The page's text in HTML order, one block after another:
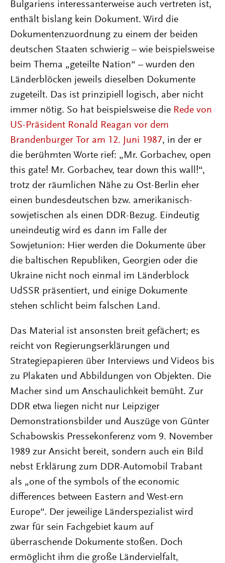
Bulgariens interessanterweise auch vertreten ist,
enthält bislang kein Dokument. Wird die
Dokumentenzuordnung zu einem der beiden
deutschen Staaten schwierig – wie beispielsweise
beim Thema „geteilte Nation“ – wurden den
Länderblöcken jeweils dieselben Dokumente
zugeteilt. Das ist prinzipiell logisch, aber nicht
immer nötig. So hat beispielsweise die Rede von
US-Präsident Ronald Reagan vor dem
Brandenburger Tor am 12. Juni 1987, in der er
die berühmten Worte rief: „Mr. Gorbachev, open
this gate! Mr. Gorbachev, tear down this wall!“,
trotz der räumlichen Nähe zu Ost-Berlin eher
einen bundesdeutschen bzw. amerikanisch-
sowjetischen als einen DDR-Bezug. Eindeutig
uneindeutig wird es dann im Falle der
Sowjetunion: Hier werden die Dokumente über
die baltischen Republiken, Georgien oder die
Ukraine nicht noch einmal im Länderblock
UdSSR präsentiert, und einige Dokumente
stehen schlicht beim falschen Land.
Das Material ist ansonsten breit gefächert; es
reicht von Regierungserklärungen und
Strategiepapieren über Interviews und Videos bis
zu Plakaten und Abbildungen von Objekten. Die
Macher sind um Anschaulichkeit bemüht. Zur
DDR etwa liegen nicht nur Leipziger
Demonstrationsbilder und Auszüge von Günter
Schabowskis Pressekonferenz vom 9. November
1989 zur Ansicht bereit, sondern auch ein Bild
nebst Erklärung zum DDR-Automobil Trabant
als „one of the symbols of the economic
differences between Eastern and West-ern
Europe“. Der jeweilige Länderspezialist wird
zwar für sein Fachgebiet kaum auf
überraschende Dokumente stoßen. Doch
ermöglicht ihm die große Ländervielfalt,